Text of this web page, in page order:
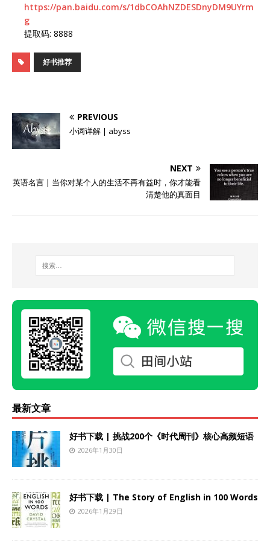
https://pan.baidu.com/s/1dbCOAhNZDESDnyDM9UYrm
g
提取码: 8888
好书推荐
PREVIOUS
小词详解 | abyss
NEXT
英语名言 | 当你对某个人的生活不再有益时，你才能看
清楚他的真面目
最新文章
好书下载 | 挑战200个《时代周刊》核心高频短语
2026年1月30日
好书下载 | The Story of English in 100 Words
2026年1月29日